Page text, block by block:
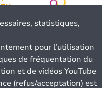
statistiques,
pour l’utilisation
de fréquentation du
et de vidéos YouTube
(refus/acceptation) est